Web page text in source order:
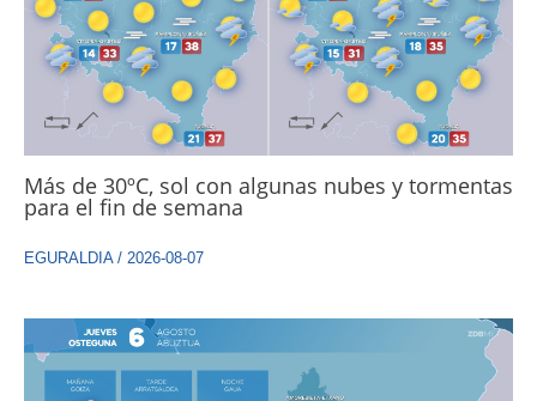
Más de 30ºC, sol con algunas nubes y tormentas
para el fin de semana
EGURALDIA/ 2026-08-07